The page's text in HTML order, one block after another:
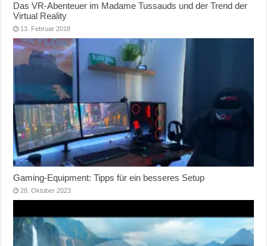
Das VR-Abenteuer im Madame Tussauds und der Trend der
Virtual Reality
13. Februar 2018
Gaming-Equipment: Tipps für ein besseres Setup
28. Oktober 2023